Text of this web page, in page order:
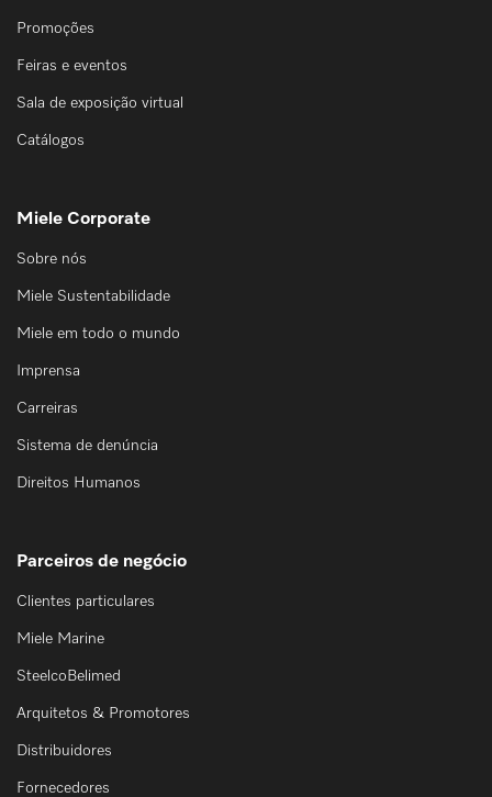
Promoções
Feiras e eventos
Sala de exposição virtual
Catálogos
Miele Corporate
Sobre nós
Miele Sustentabilidade
Miele em todo o mundo
Imprensa
Carreiras
Sistema de denúncia
Direitos Humanos
Parceiros de negócio
Clientes particulares
Miele Marine
SteelcoBelimed
Arquitetos & Promotores
Distribuidores
Fornecedores